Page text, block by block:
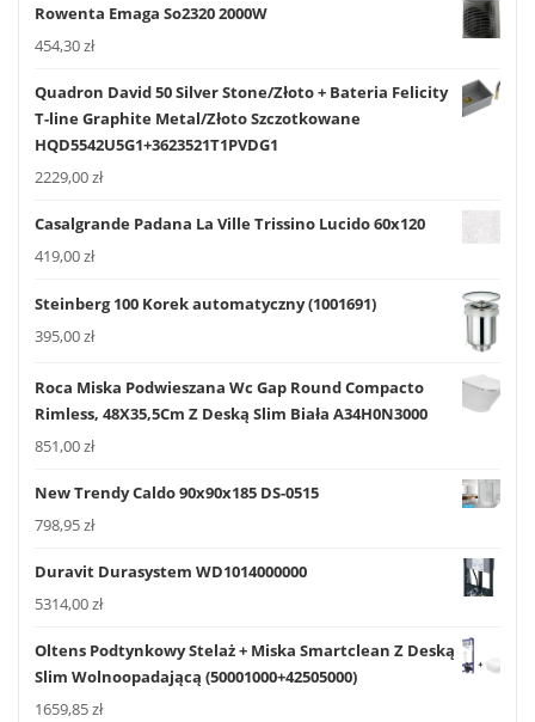
Rowenta Emaga So2320 2000W
454,30zł
Quadron David 50 Silver Stone/Złoto + Bateria Felicity
T-line Graphite Metal/Złoto Szczotkowane
HQD5542U5G1+3623521T1PVDG1
2229,00zł
Casalgrande Padana La Ville Trissino Lucido 60x120
419,00zł
Steinberg 100 Korek automatyczny (1001691)
395,00zł
Roca Miska Podwieszana Wc Gap Round Compacto
Rimless, 48X35,5Cm Z Deską Slim Biała A34H0N3000
851,00zł
New Trendy Caldo 90x90x185 DS-0515
798,95zł
Duravit Durasystem WD1014000000
5314,00zł
Oltens Podtynkowy Stelaż + Miska Smartclean Z Deską
Slim Wolnoopadającą (50001000+42505000)
1659,85zł